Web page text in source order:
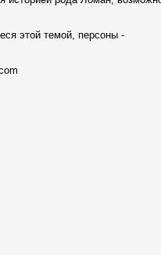
этой темой, персоны -